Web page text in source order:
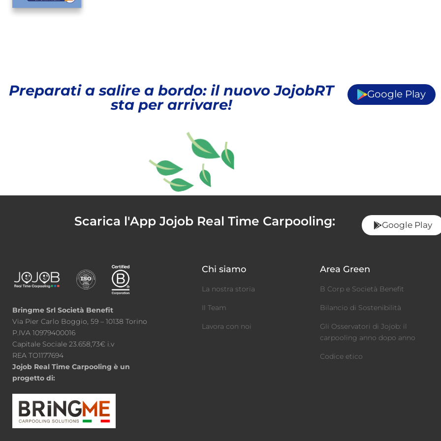
Preparati a salire a bordo: il nuovo JojobRT
sta per arrivare!
Google Play
Scarica l'App Jojob Real Time Carpooling: Google Play
Bringme Srl Società Benefit
Via Pier Carlo Boggio, 59 – 10138 Torino
P.IVA 10979400016
Capitale Sociale 23.658,73€ i.v
REA TO1177694
Jojob Real Time Carpooling è un
progetto di:
Chi siamo
La nostra storia
Il Team
Lavora con noi
Area Green
B Corp e Società Benefit
Bilancio di Sostenibilità
Gli Osservatori di Jojob: il
carpooling anno dopo anno
Codice etico